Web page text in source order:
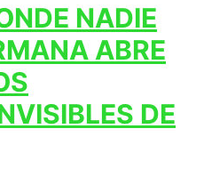
NADIE
ABRE
DE